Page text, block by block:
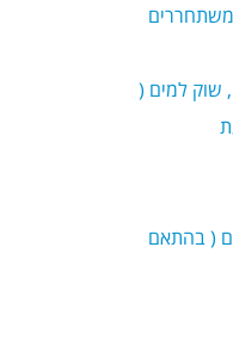
שוק למים (
למשך עד 2 חודשים ( בהתאם